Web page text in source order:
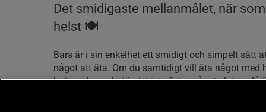
Det smidigaste mellanmålet, när
helst 🍽
Bars är i sin enkelhet ett smidigt och simpelt sätt
något att äta. Om du samtidigt vill äta något med
halt socker och där det inte finns något gluten, då